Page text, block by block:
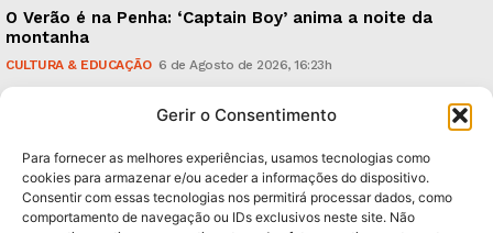
Gerir o Consentimento
Para fornecer as melhores experiências, usamos tecnologias como
cookies para armazenar e/ou aceder a informações do dispositivo.
Consentir com essas tecnologias nos permitirá processar dados, como
comportamento de navegação ou IDs exclusivos neste site. Não
O Verão é na Penha: ‘Captain Boy’ anima a noite da
montanha
CULTURA & EDUCAÇÃO 6 de Agosto de 2026, 16:23h
em causa”, garante Ricardo Araújo
Subscreva Newsletter: